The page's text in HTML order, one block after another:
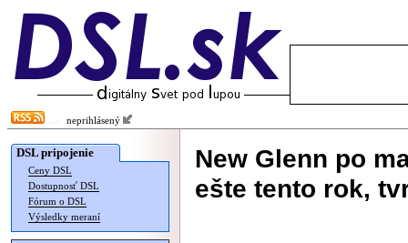
neprihlásený
DSL pripojenie
Ceny DSL
Dostupnosť DSL
Fórum o DSL
Výsledky meraní
New Glenn po
ešte tento rok,